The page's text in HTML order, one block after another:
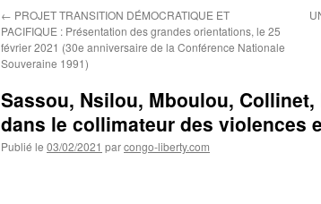
← PROJET TRANSITION DÉMOCRATIQUE ET
PACIFIQUE : Présentation des grandes orientations, le 25
février 2021 (30e anniversaire de la Conférence Nationale
Souveraine 1991)
Sassou, Nsilou, Mboulou,
dans le collimateur des violences
Publié le 03/02/2021 parcongo-liberty.com